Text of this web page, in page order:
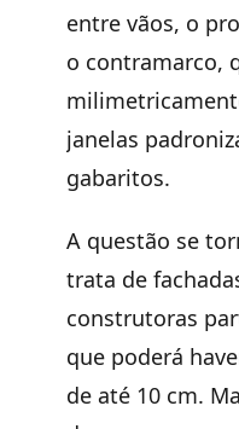
entre vãos, o
o contramarco,
janelas
gabaritos.
A questão se
trata de
construtoras
que poderá
de até 10 cm.